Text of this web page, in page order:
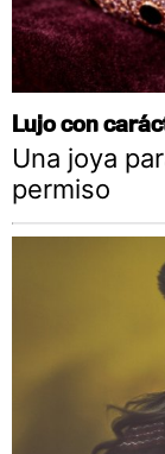
Lujo con
Una joya
permiso